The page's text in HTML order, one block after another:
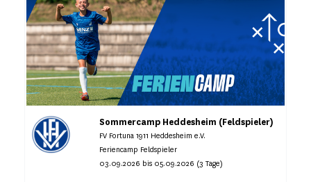
Sommercamp Heddesheim (Feldspieler)
FV Fortuna 1911 Heddesheim e.V.
Feriencamp Feldspieler
03.09.2026 bis 05.09.2026 (3 Tage)